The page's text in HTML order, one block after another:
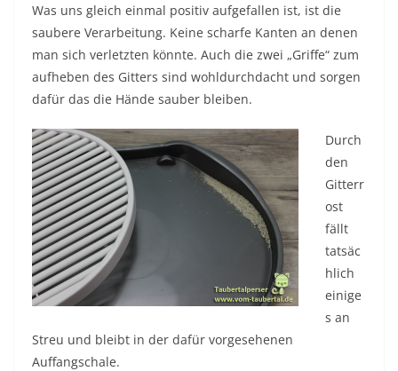
Was uns gleich einmal positiv aufgefallen ist, ist die
saubere Verarbeitung. Keine scharfe Kanten an denen
man sich verletzten könnte. Auch die zwei „Griffe“ zum
aufheben des Gitters sind wohldurchdacht und sorgen
dafür das die Hände sauber bleiben.
Durch
den
Gitterr
ost
fällt
tatsäc
hlich
einige
s an
Streu und bleibt in der dafür vorgesehenen
Auffangschale.